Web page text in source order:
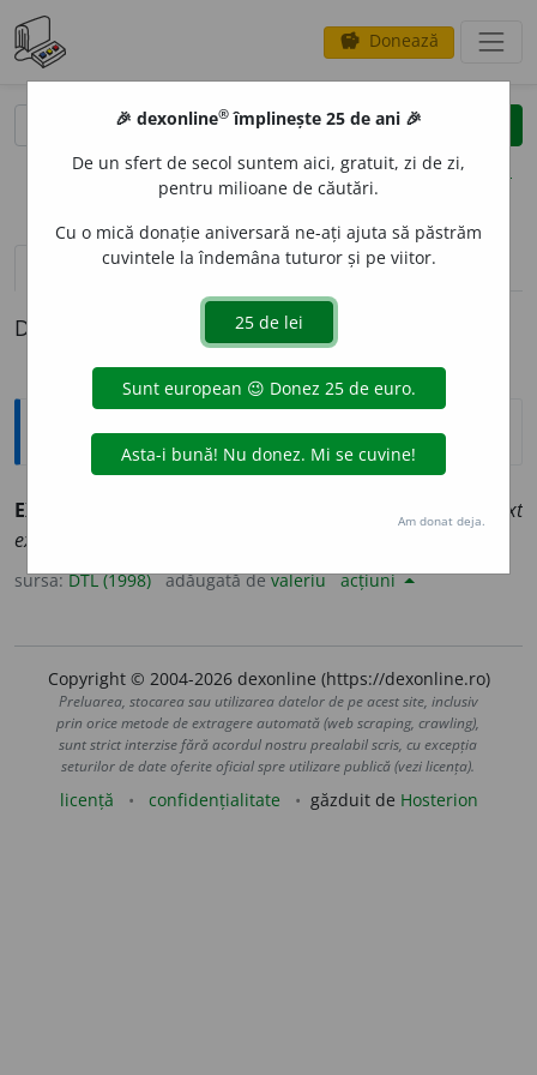
savings Donează
clear
opțiuni
definiții (1) pronunțievolume_up (50)
Definiția cu ID-ul 916727:
Jargon
EXPLIC
context
explicit
sursa:DTL (1998) adăugată devaleriu acțiuni
Copyright © 2004-2026 dexonline (https://dexonline.ro)
Preluarea, stocarea sau utilizarea datelor de pe acest site, inclusiv
prin orice metode de extragere automată (web scraping, crawling),
sunt strict interzise fără acordul nostru prealabil scris, cu excepția
seturilor de date oferite oficial spre utilizare publică (vezi licența).
licență confidențialitate găzduit de Hosterion
🎉 dexonline® împlinește 25 de ani 🎉
De un sfert de secol suntem aici, gratuit, zi de zi,
pentru milioane de căutări.
Cu o mică donație aniversară ne-ați ajuta să păstrăm
cuvintele la îndemâna tuturor și pe viitor.
Am donat deja.